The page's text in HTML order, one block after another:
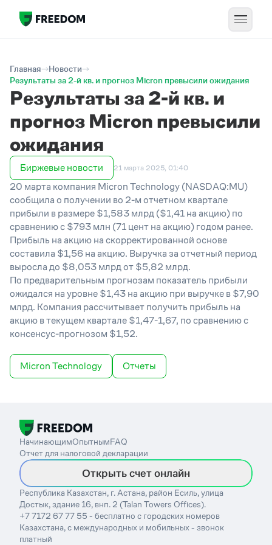
Главная
Новости
Результаты за 2-й кв. и прогноз Micron превысили ожидания
Результаты за 2-й кв. и
прогноз Micron превысили
ожидания
Биржевые новости 21 марта 2025, 01:40
20 марта компания Micron Technology (NASDAQ:MU)
сообщила о получении во 2-м отчетном квартале
прибыли в размере $1,583 млрд ($1,41 на акцию) по
сравнению с $793 млн (71 цент на акцию) годом ранее.
Прибыль на акцию на скорректированной основе
составила $1,56 на акцию. Выручка за отчетный период
выросла до $8,053 млрд от $5,82 млрд.
По предварительным прогнозам показатель прибыли
ожидался на уровне $1,43 на акцию при выручке в $7,90
млрд. Компания рассчитывает получить прибыль на
акцию в текущем квартале $1,47-1,67, по сравнению с
консенсус-прогнозом $1,52.
Micron Technology Отчеты
НачинающимОпытнымFAQ
Отчет для налоговой декларации
Открыть счет онлайн
Республика Казахстан, г. Астана, район Есиль, улица
Достык, здание 16, внп. 2 (Talan Towers Offices).
+7 7172 67 77 55 - бесплатно с городских номеров
Казахстана, с международных и мобильных - звонок
платный